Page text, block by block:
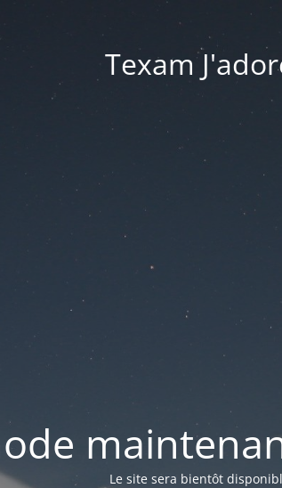
Texam
Le site sera bientôt